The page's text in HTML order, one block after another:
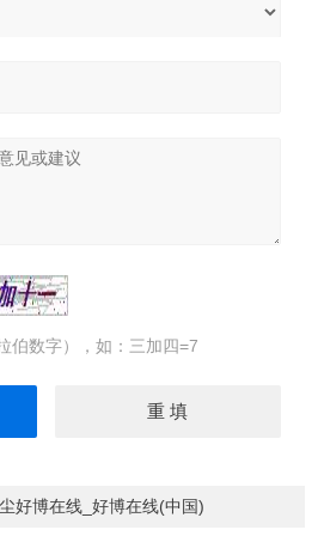
伯数字），如：三加四=7
好博在线_好博在线(中国)